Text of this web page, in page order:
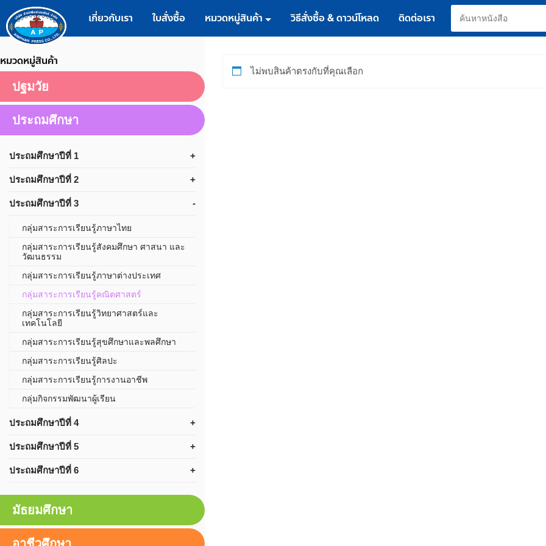
เกี่ยวกับเรา ใบสั่งซื้อ หมวดหมู่สินค้า วิธีสั่งซื้อ & ดาวน์โหลด ติดต่อเรา
ไม่พบสินค้าตรงกับที่คุณเลือก
หมวดหมู่สินค้า
ปฐมวัย
ประถมศึกษา
ประถมศึกษาปีที่ 1
ประถมศึกษาปีที่ 2
ประถมศึกษาปีที่ 3
กลุ่มสาระการเรียนรู้ภาษาไทย
กลุ่มสาระการเรียนรู้สังคมศึกษา ศาสนา และ
วัฒนธรรม
กลุ่มสาระการเรียนรู้ภาษาต่างประเทศ
กลุ่มสาระการเรียนรู้คณิตศาสตร์
กลุ่มสาระการเรียนรู้วิทยาศาสตร์และ
เทคโนโลยี
กลุ่มสาระการเรียนรู้สุขศึกษาและพลศึกษา
กลุ่มสาระการเรียนรู้ศิลปะ
กลุ่มสาระการเรียนรู้การงานอาชีพ
กลุ่มกิจกรรมพัฒนาผู้เรียน
ประถมศึกษาปีที่ 4
ประถมศึกษาปีที่ 5
ประถมศึกษาปีที่ 6
มัธยมศึกษา